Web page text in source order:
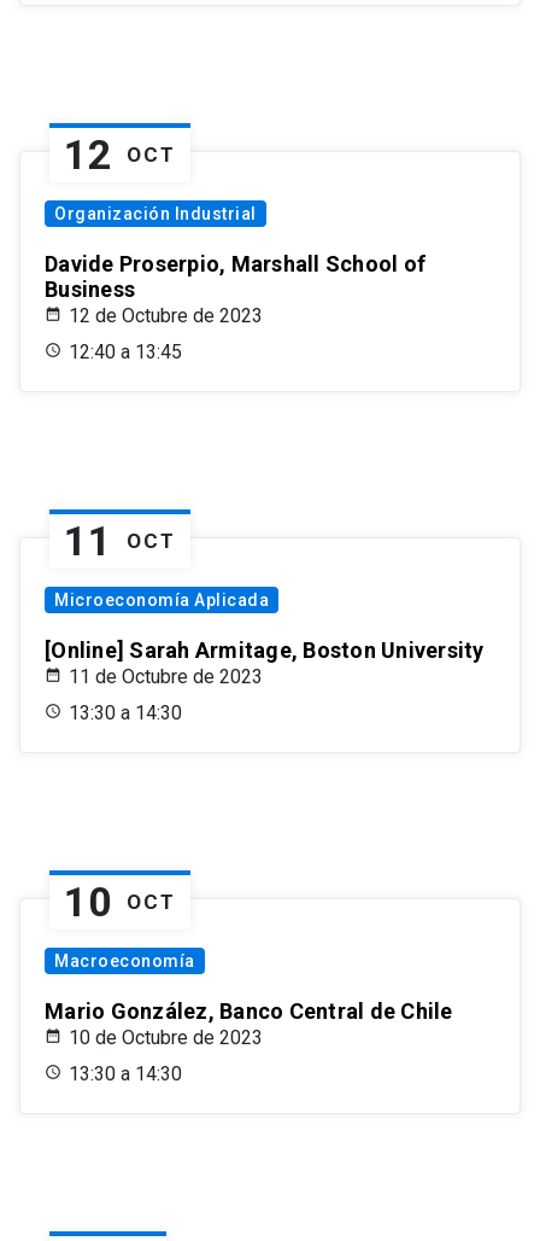
12 OCT
Organización Industrial
Davide Proserpio, Marshall School of
Business
12 de Octubre de 2023
12:40 a 13:45
11 OCT
Microeconomía Aplicada
[Online] Sarah Armitage, Boston University
11 de Octubre de 2023
13:30 a 14:30
10 OCT
Macroeconomía
Mario González, Banco Central de Chile
10 de Octubre de 2023
13:30 a 14:30